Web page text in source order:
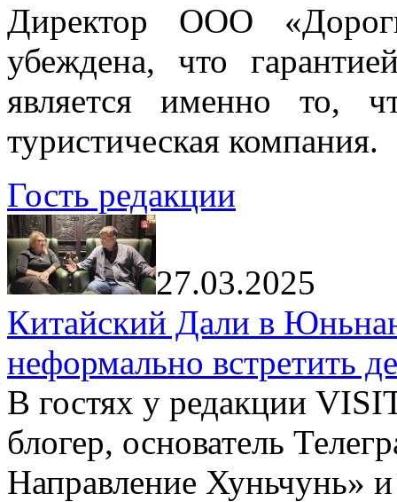
Директор ООО
убеждена, что
является именно то,
туристическая компания.
Гость редакции
27.03.2025
Китайский Дали в
неформально встретить
В гостях у редакции
блогер, основатель
Направление Хуньчунь»